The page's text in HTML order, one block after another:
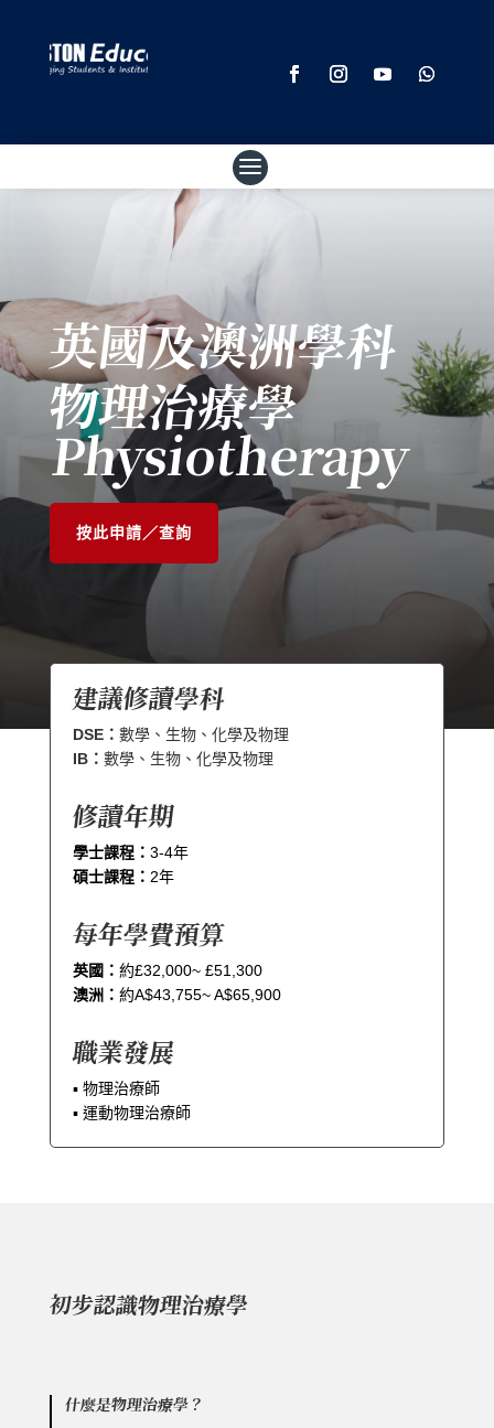
英國及澳洲學科
物理治療學
Physiotherapy
按此申請／查詢
建議修讀學科
DSE： 數學、生物、化學及物理
IB： 數學、生物、化學及物理
修讀年期
學士課程： 3-4年
碩士課程： 2年
每年學費預算
英國： 約£32,000~ £51,300
澳洲： 約A$43,755~ A$65,900
職業發展
▪︎ 物理治療師
▪︎ 運動物理治療師
初步認識物理治療學
什麼是物理治療學？